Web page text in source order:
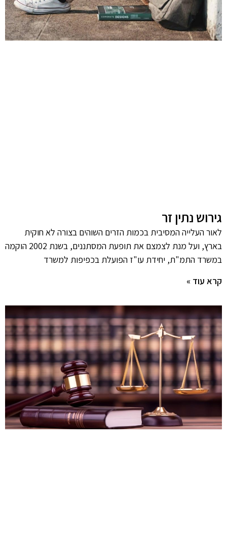
גירוש נתין זר
לאור העלייה המסיבית בכמות הזרים השוהים בצורה לא חוקית
בארץ, ועל מנת לצמצם את תופעת המסתננים, בשנת 2002 הוקמה
במשרד התמ"ת, יחידת עו"ז הפועלת בכפיפות למשרד
קרא עוד »